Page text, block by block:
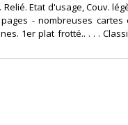
Relié. Etat d'usage, Couv.
- nombreuses
1er plat frotté.. . . .